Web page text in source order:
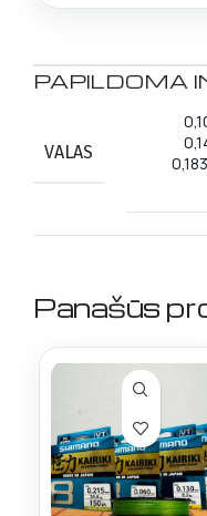
PAPILDOMA
VALAS
Panašūs